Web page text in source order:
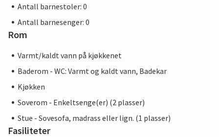
Antall barnestoler: 0
Antall barnesenger: 0
Rom
Varmt/kaldt vann på kjøkkenet
Baderom - WC: Varmt og kaldt vann, Badekar
Kjøkken
Soverom - Enkeltsenge(er) (2 plasser)
Stue - Sovesofa, madrass eller lign. (1 plasser)
Fasiliteter